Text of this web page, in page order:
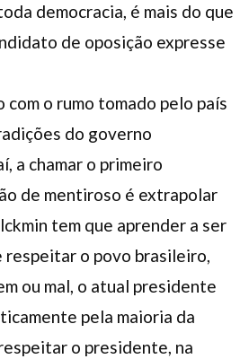
democracia, é mais do que
de oposição expresse
o rumo tomado pelo país
do governo
a chamar o primeiro
de mentiroso é extrapolar
tem que aprender a ser
respeitar o povo brasileiro,
ou mal, o atual presidente
pela maioria da
o presidente, na